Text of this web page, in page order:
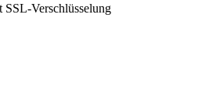
SSL-Verschlüsselung